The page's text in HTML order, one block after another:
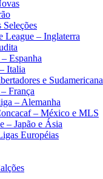
Seleções
League – Inglaterra
Espanha
Italia
e Sudamericana
França
– Alemanha
– México e MLS
– Japão e Ásia
Européias